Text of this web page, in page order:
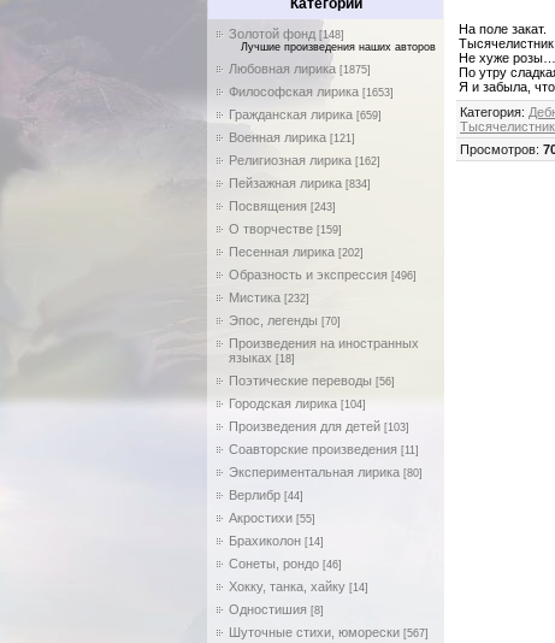
Золотой фонд [148]
Лучшие произведения наших авторов
Любовная лирика [1875]
Философская лирика [1653]
Гражданская лирика [659]
Военная лирика [121]
Религиозная лирика [162]
Пейзажная лирика [834]
Посвящения [243]
О творчестве [159]
Песенная лирика [202]
Образность и экспрессия [496]
Мистика [232]
Эпос, легенды [70]
Произведения на иностранных
языках [18]
Поэтические переводы [56]
Городская лирика [104]
Произведения для детей [103]
Соавторские произведения [11]
Экспериментальная лирика [80]
Верлибр [44]
Акростихи [55]
Брахиколон [14]
Сонеты, рондо [46]
Хокку, танка, хайку [14]
Одностишия [8]
Шуточные стихи, юморески [567]
На поле закат.
Не хуже розы…
По утру
Я и забыла, что
Категория:
Тысячелистник
Просмотров: